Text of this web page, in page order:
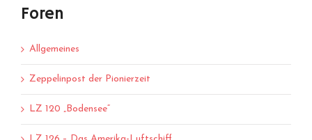
Foren
Allgemeines
Zeppelinpost der Pionierzeit
LZ 120 „Bodensee“